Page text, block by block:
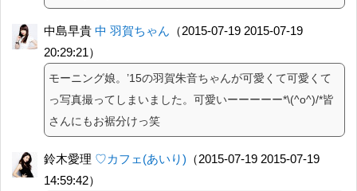
中島早貴 中 羽賀ちゃん （2015-07-19 2015-07-19
20:29:21）
モーニング娘。’15の羽賀朱音ちゃんが可愛くて可愛くて
っ写真撮ってしまいました。可愛いーーーーー*\(^o^)/*皆
さんにもお裾分けっ笑
鈴木愛理 ♡カフェ(あいり) （2015-07-19 2015-07-19
14:59:42）